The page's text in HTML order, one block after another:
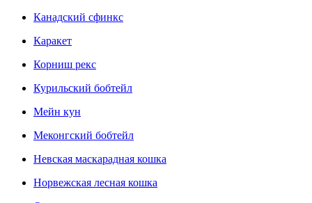
Канадский сфинкс
Каракет
Корниш рекс
Курильский бобтейл
Мейн кун
Меконгский бобтейл
Невская маскарадная кошка
Норвежская лесная кошка